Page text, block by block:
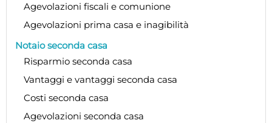
Agevolazioni fiscali e comunione
Agevolazioni prima casa e inagibilità
Notaio seconda casa
Risparmio seconda casa
Vantaggi e vantaggi seconda casa
Costi seconda casa
Agevolazioni seconda casa